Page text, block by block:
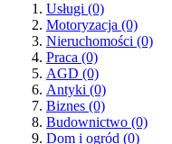
Usługi (0)
Motoryzacja (0)
Nieruchomości (0)
Praca (0)
AGD (0)
Antyki (0)
Biznes (0)
Budownictwo (0)
Dom i ogród (0)